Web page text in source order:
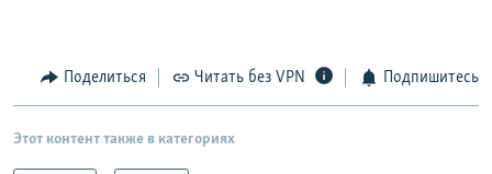
Поделиться Читать без VPN Подпишитесь
Этот контент также в категориях